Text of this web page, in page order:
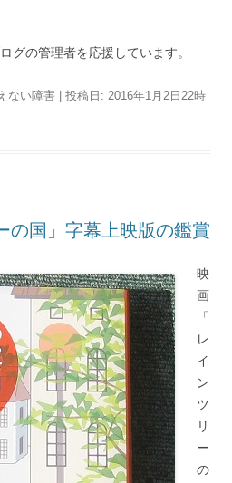
グの管理者を応援しています。
ない障害 | 投稿日: 2016年1月2日22時
の国」字幕上映版の鑑賞
映
画
「
レ
イ
ン
ツ
リ
ー
の